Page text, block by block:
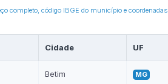
completo, código IBGE do município e coordenadas
Cidade UF
Betim MG